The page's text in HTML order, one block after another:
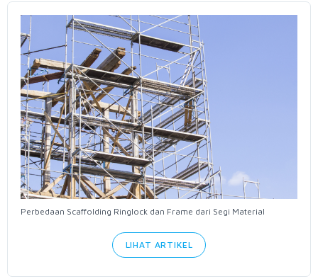
Perbedaan Scaffolding Ringlock dan Frame dari Segi Material
LIHAT ARTIKEL